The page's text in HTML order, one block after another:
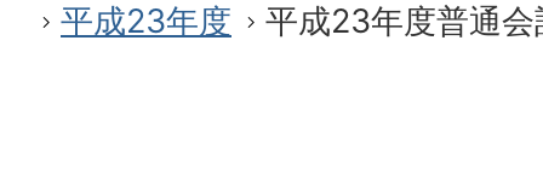
平成23年度
平成23年度普通